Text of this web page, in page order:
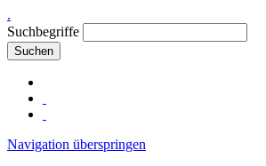
.
Suchbegriffe
Suchen
Navigation überspringen